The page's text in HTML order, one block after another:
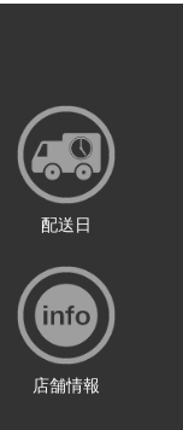
配送日
店舗情報